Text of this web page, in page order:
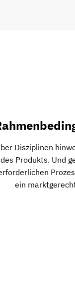
Disziplinen
des Produkts. Und
ein